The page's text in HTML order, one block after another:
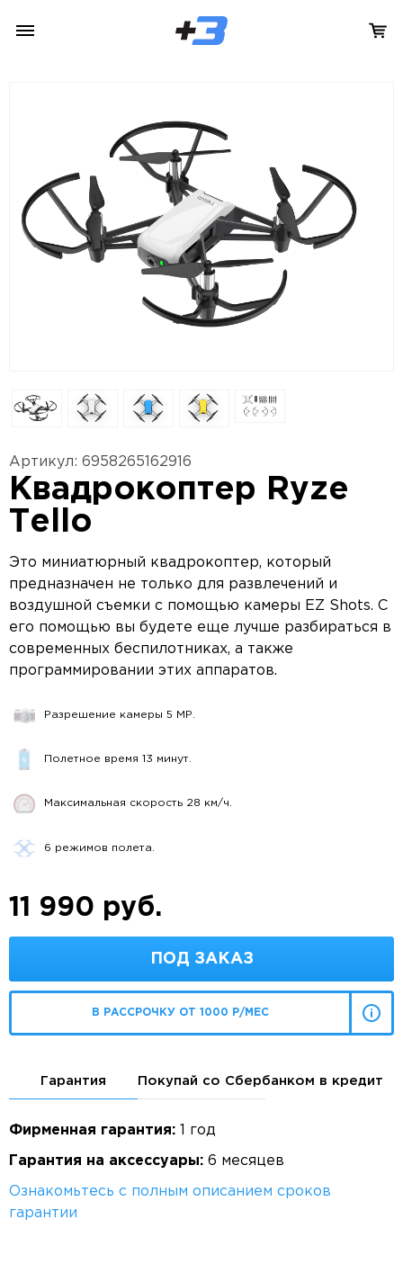
Артикул: 6958265162916
Квадрокоптер Ryze
Tello
Это миниатюрный квадрокоптер, который
предназначен не только для развлечений и
воздушной съемки с помощью камеры EZ Shots. С
его помощью вы будете еще лучше разбираться в
современных беспилотниках, а также
программировании этих аппаратов.
Разрешение камеры 5 MP.
Полетное время 13 минут.
Максимальная скорость 28 км/ч.
6 режимов полета.
11 990 руб.
ПОД ЗАКАЗ
В РАССРОЧКУ ОТ 1000 Р/МЕС
Гарантия Покупай со Сбербанком в кредит
Фирменная гарантия: 1 год
Гарантия на аксессуары: 6 месяцев
Ознакомьтесь с полным описанием сроков
гарантии